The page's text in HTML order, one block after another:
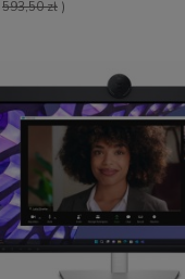
593,50 zł )